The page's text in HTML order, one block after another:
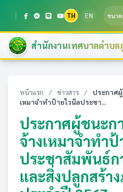
TH EN ขนาด:
สำนักงานเทศบาลตำบล
หน้าแรก / ข่าวสาร /
ประกาศผู้
เหมาจำทำป้ายไวนิลประชา...
ประกาศผู้ชนะก
จ้างเหมาจำทำป้
ประชาสัมพันธ์ก
และสิ่งปลูกสร้า